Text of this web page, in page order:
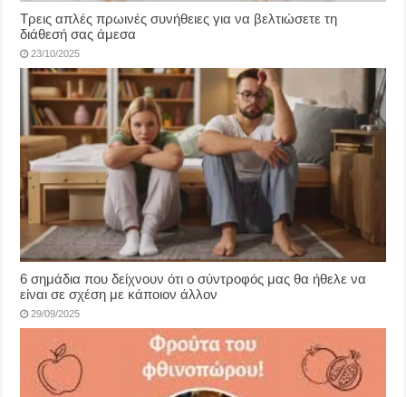
Τρεις απλές πρωινές συνήθειες για να βελτιώσετε τη
διάθεσή σας άμεσα
23/10/2025
6 σημάδια που δείχνουν ότι ο σύντροφός μας θα ήθελε να
είναι σε σχέση με κάποιον άλλον
29/09/2025